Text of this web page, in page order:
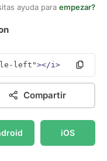
ayuda para empezar?
left"></i>
Compartir
iOS